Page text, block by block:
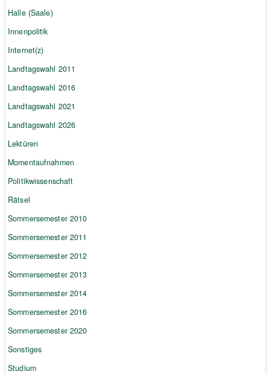
Halle (Saale)
Innenpolitik
Internet(z)
Landtagswahl 2011
Landtagswahl 2016
Landtagswahl 2021
Landtagswahl 2026
Lektüren
Momentaufnahmen
Politikwissenschaft
Rätsel
Sommersemester 2010
Sommersemester 2011
Sommersemester 2012
Sommersemester 2013
Sommersemester 2014
Sommersemester 2016
Sommersemester 2020
Sonstiges
Studium